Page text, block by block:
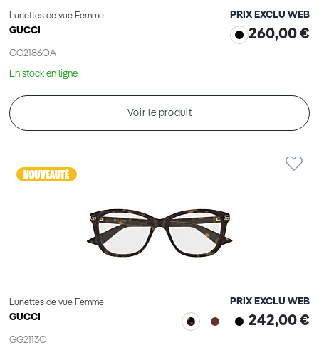
Lunettes de vue Femme
GUCCI
GG2186OA
PRIX EXCLU WEB
260,00 €
En stock en ligne
Voir le produit
Lunettes de vue Femme
GUCCI
GG2113O
PRIX EXCLU WEB
242,00 €